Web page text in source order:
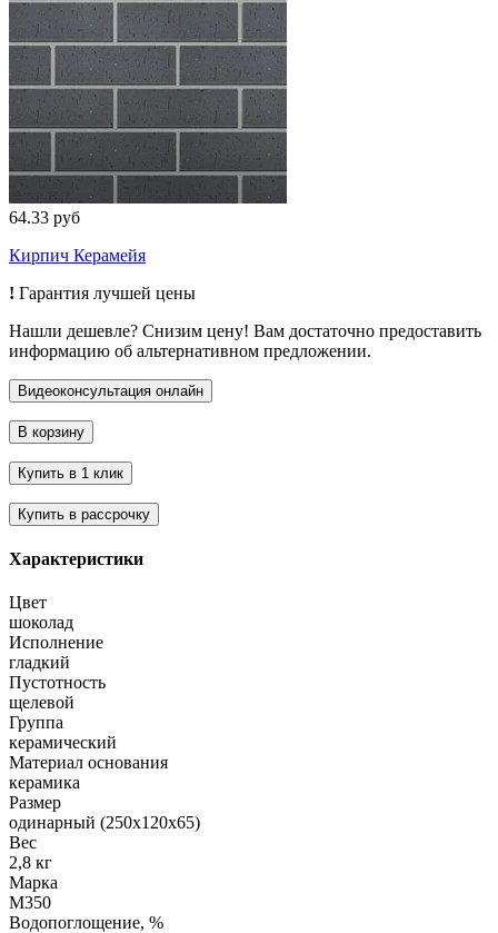
64.33 руб
Кирпич Керамейя
! Гарантия лучшей цены
Нашли дешевле? Снизим цену! Вам достаточно предоставить
информацию об альтернативном предложении.
Характеристики
Цвет
шоколад
Исполнение
гладкий
Пустотность
щелевой
Группа
керамический
Материал основания
керамика
Размер
одинарный (250х120х65)
Вес
2,8 кг
Марка
М350
Водопоглощение, %